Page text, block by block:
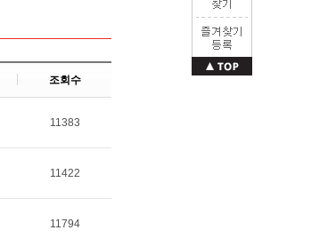
조회수
11383
11422
11794